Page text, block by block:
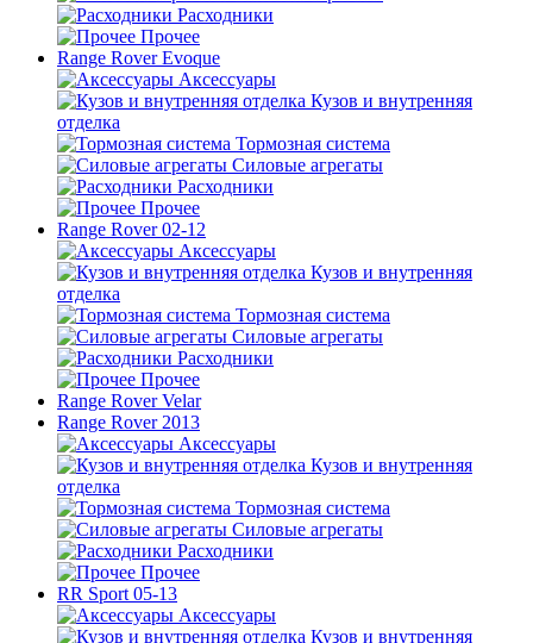
Расходники
Прочее
Range Rover Evoque
Аксессуары
Кузов и внутренняя
отделка
Тормозная система
Силовые агрегаты
Расходники
Прочее
Range Rover 02-12
Аксессуары
Кузов и внутренняя
отделка
Тормозная система
Силовые агрегаты
Расходники
Прочее
Range Rover Velar
Range Rover 2013
Аксессуары
Кузов и внутренняя
отделка
Тормозная система
Силовые агрегаты
Расходники
Прочее
RR Sport 05-13
Аксессуары
Кузов и внутренняя